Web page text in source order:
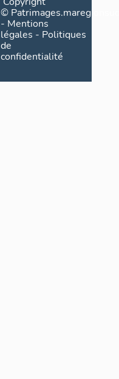
©
- Mentions
légales - Politiques
de
confidentialité